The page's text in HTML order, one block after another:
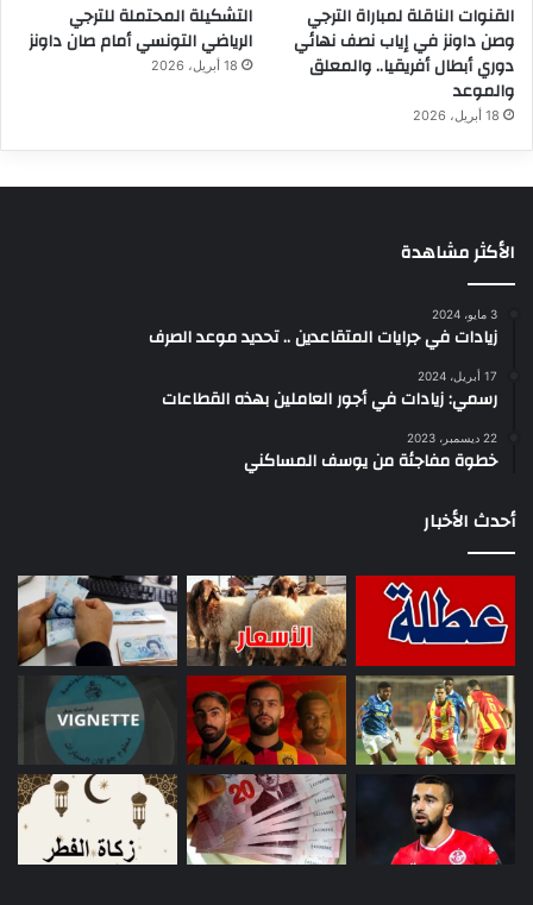
القنوات الناقلة لمباراة الترجي
وصن داونز في إياب نصف نهائي
دوري أبطال أفريقيا.. والمعلق
والموعد
18 أبريل، 2026
التشكيلة المحتملة للترجي
الرياضي التونسي أمام صان داونز
18 أبريل، 2026
الأكثر مشاهدة
3 مايو، 2024
زيادات في جرايات المتقاعدين .. تحديد موعد الصرف
17 أبريل، 2024
رسمي: زيادات في أجور العاملين بهذه القطاعات
22 ديسمبر، 2023
خطوة مفاجئة من يوسف المساكني
أحدث الأخبار